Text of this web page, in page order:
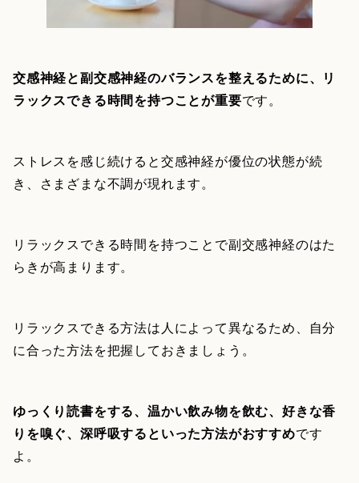
交感神経と副交感神経のバランスを整えるために、リ
ラックスできる時間を持つことが重要です。
ストレスを感じ続けると交感神経が優位の状態が続
き、さまざまな不調が現れます。
リラックスできる時間を持つことで副交感神経のはた
らきが高まります。
リラックスできる方法は人によって異なるため、自分
に合った方法を把握しておきましょう。
ゆっくり読書をする、温かい飲み物を飲む、好きな香
りを嗅ぐ、深呼吸するといった方法がおすすめです
よ。